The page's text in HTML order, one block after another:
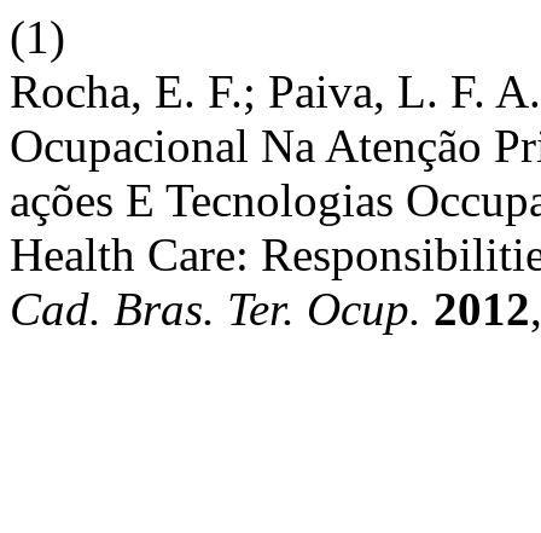
(1)
Rocha, E. F.; Paiva, L. F.
Ocupacional Na Atenção
ações E Tecnologias
Health Care:
Cad. Bras. Ter. Ocup. 2012